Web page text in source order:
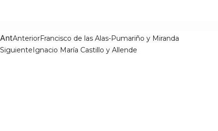
AntAnteriorFrancisco de las Alas-Pumariño y Miranda
SiguienteIgnacio María Castillo y Allende